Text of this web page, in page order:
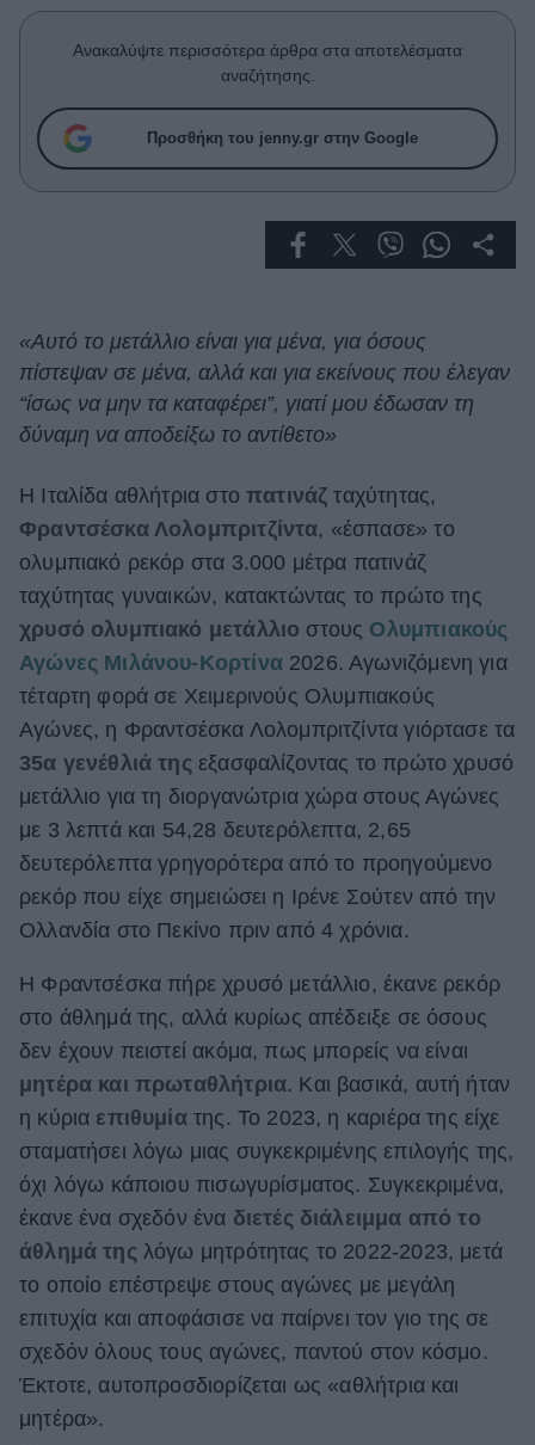
Success Stories
Living
Αφιερώματα
ΒΟΞ
Χωρίς Ταμπέλες
Women's Forum
Hautes Grecians
Γάμος
Market News
Ανακαλύψτε περισσότερα άρθρα στα αποτελέσματα
αναζήτησης.
Προσθήκη του jenny.gr στην Google
«Αυτό το μετάλλιο είναι για μένα, για όσους
πίστεψαν σε μένα, αλλά και για εκείνους που έλεγαν
“ίσως να μην τα καταφέρει”, γιατί μου έδωσαν τη
δύναμη να αποδείξω το αντίθετο»
Η Ιταλίδα αθλήτρια στοπατινάζ ταχύτητας,
Φραντσέσκα Λολομπριτζίντα, «έσπασε» το
ολυμπιακό ρεκόρ στα 3.000 μέτρα πατινάζ
ταχύτητας γυναικών, κατακτώντας το πρώτο της
χρυσό ολυμπιακό μετάλλιο στους Ολυμπιακούς
Αγώνες Μιλάνου-Κορτίνα2026. Αγωνιζόμενη για
τέταρτη φορά σε Χειμερινούς Ολυμπιακούς
Αγώνες, η Φραντσέσκα Λολομπριτζίντα γιόρτασε τα
35α γενέθλιά της εξασφαλίζοντας το πρώτο χρυσό
μετάλλιο για τη διοργανώτρια χώρα στους Αγώνες
με 3 λεπτά και 54,28 δευτερόλεπτα, 2,65
δευτερόλεπτα γρηγορότερα από το προηγούμενο
ρεκόρ που είχε σημειώσει η Ιρένε Σούτεν από την
Ολλανδία στο Πεκίνο πριν από 4 χρόνια.
H Φραντσέσκα πήρε χρυσό μετάλλιο, έκανε ρεκόρ
στο άθλημά της, αλλά κυρίως απέδειξε σε όσους
δεν έχουν πειστεί ακόμα, πως μπορείς να είναι
μητέρα και πρωταθλήτρια. Και βασικά, αυτή ήταν
η κύρια επιθυμίατης. Το 2023, η καριέρα της είχε
σταματήσει λόγω μιας συγκεκριμένης επιλογής της,
όχι λόγω κάποιου πισωγυρίσματος. Συγκεκριμένα,
έκανε ένα σχεδόν ένα διετές διάλειμμα από το
άθλημά της λόγω μητρότητας το 2022-2023, μετά
το οποίο επέστρεψε στους αγώνες με μεγάλη
επιτυχία και αποφάσισε να παίρνει τον γιο της σε
σχεδόν όλους τους αγώνες, παντού στον κόσμο.
Έκτοτε, αυτοπροσδιορίζεται ως «αθλήτρια και
μητέρα».